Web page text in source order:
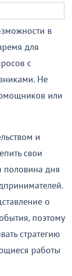
в
для
с
Не
или
и
свои
половина дня
о
поэтому
стратегию
работы